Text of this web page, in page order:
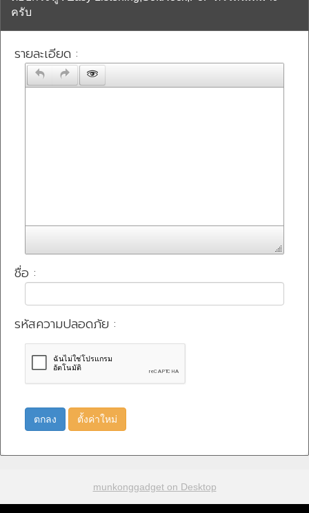
ครับ
รายละเอียด :
ชื่อ :
รหัสความปลอดภัย :
ตกลง ตั้งค่าใหม่
munkonggadget on Desktop